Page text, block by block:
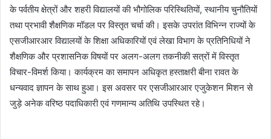
के पर्वतीय क्षेत्रों और शहरी विद्यालयों की भौगोलिक परिस्थितियों, स्थानीय चुनौतियों
तथा प्रभावी शैक्षणिक मॉडल पर विस्तृत चर्चा की। इसके उपरांत विभिन्न राज्यों के
एसजीआरआर विद्यालयों के शिक्षा अधिकारियों एवं लेखा विभाग के प्रतिनिधियों ने
शैक्षणिक और प्रशासनिक विषयों पर अलग-अलग तकनीकी सत्रों में विस्तृत
विचार-विमर्श किया। कार्यक्रम का समापन अधिकृत हस्ताक्षरी बीना रावत के
धन्यवाद ज्ञापन के साथ हुआ। इस अवसर पर एसजीआरआर एजुकेशन मिशन से
जुड़े अनेक वरिष्ठ पदाधिकारी एवं गणमान्य अतिथि उपस्थित रहे।